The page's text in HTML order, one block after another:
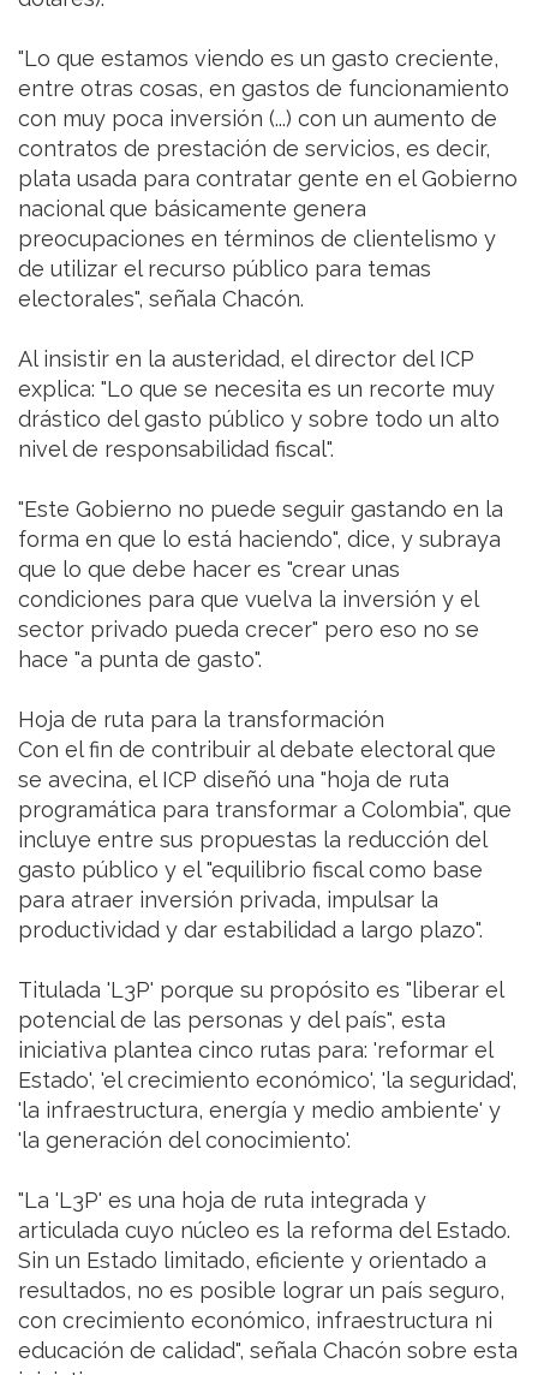
"Lo que estamos viendo es un gasto creciente,
entre otras cosas, en gastos de funcionamiento
con muy poca inversión (...) con un aumento de
contratos de prestación de servicios, es decir,
plata usada para contratar gente en el Gobierno
nacional que básicamente genera
preocupaciones en términos de clientelismo y
de utilizar el recurso público para temas
electorales", señala Chacón.
Al insistir en la austeridad, el director del ICP
explica: "Lo que se necesita es un recorte muy
drástico del gasto público y sobre todo un alto
nivel de responsabilidad fiscal".
"Este Gobierno no puede seguir gastando en la
forma en que lo está haciendo", dice, y subraya
que lo que debe hacer es "crear unas
condiciones para que vuelva la inversión y el
sector privado pueda crecer" pero eso no se
hace "a punta de gasto".
Hoja de ruta para la transformación
Con el fin de contribuir al debate electoral que
se avecina, el ICP diseñó una "hoja de ruta
programática para transformar a Colombia", que
incluye entre sus propuestas la reducción del
gasto público y el "equilibrio fiscal como base
para atraer inversión privada, impulsar la
productividad y dar estabilidad a largo plazo".
Titulada 'L3P' porque su propósito es "liberar el
potencial de las personas y del país", esta
iniciativa plantea cinco rutas para: 'reformar el
Estado', 'el crecimiento económico', 'la seguridad',
'la infraestructura, energía y medio ambiente' y
'la generación del conocimiento'.
"La 'L3P' es una hoja de ruta integrada y
articulada cuyo núcleo es la reforma del Estado.
Sin un Estado limitado, eficiente y orientado a
resultados, no es posible lograr un país seguro,
con crecimiento económico, infraestructura ni
educación de calidad", señala Chacón sobre esta